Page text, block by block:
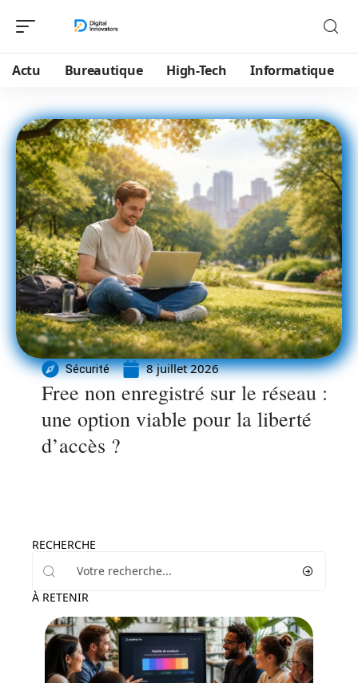
Actu Bureautique High-Tech Informatique
Sécurité 8 juillet 2026
Free non enregistré sur le réseau :
une option viable pour la liberté
d’accès ?
RECHERCHE
À RETENIR